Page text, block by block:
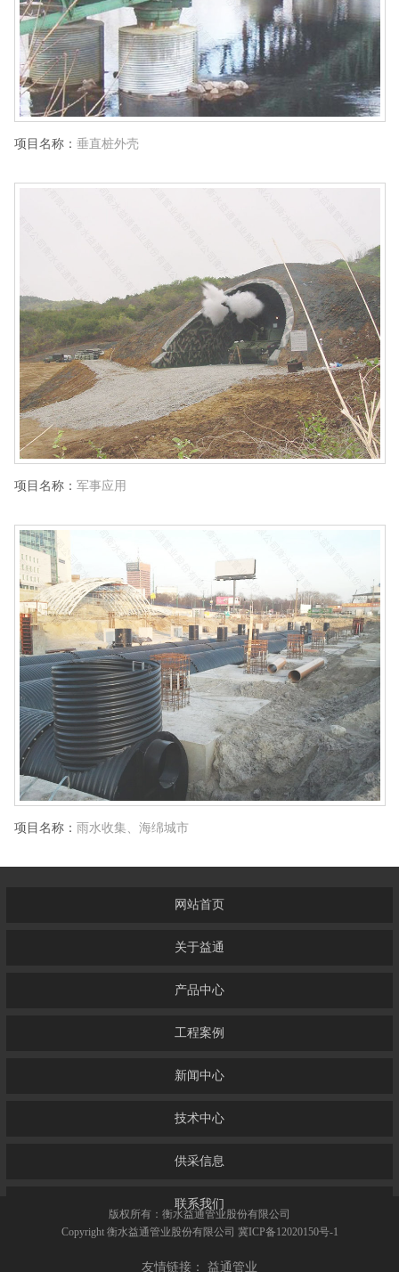
项目名称： 垂直桩外壳
项目名称： 军事应用
项目名称： 雨水收集、海绵城市
网站首页
关于益通
产品中心
工程案例
新闻中心
技术中心
供采信息
联系我们
版权所有：衡水益通管业股份有限公司
Copyright 衡水益通管业股份有限公司 冀ICP备12020150号-1
友情链接： 益通管业